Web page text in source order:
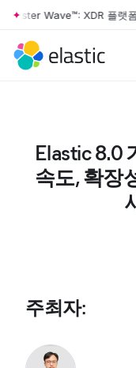
Skip to main content
Wave™: XDR 플랫
Elastic 8.0
속도, 확장
주최자: